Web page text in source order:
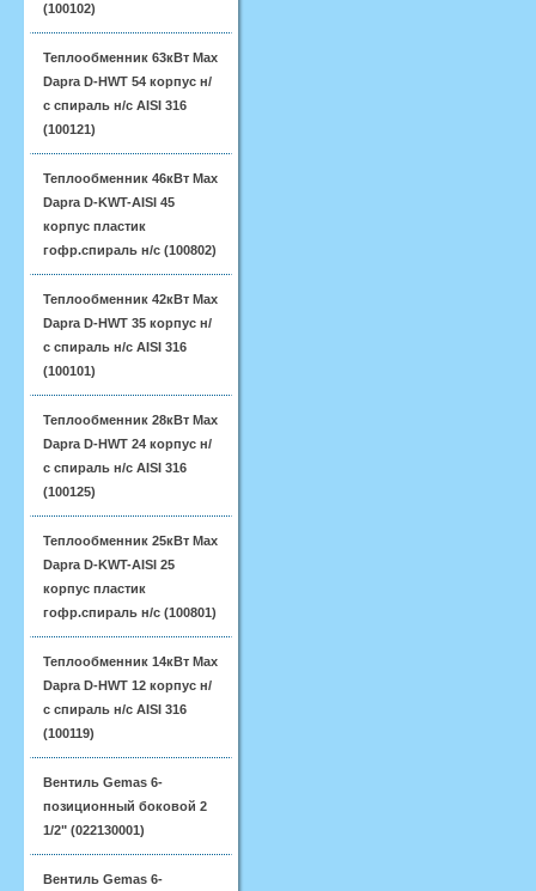
(100102)
Теплообменник 63кВт Max
Dapra D-HWT 54 корпус н/
с спираль н/с AISI 316
(100121)
Теплообменник 46кВт Max
Dapra D-KWT-AISI 45
корпус пластик
гофр.спираль н/с (100802)
Теплообменник 42кВт Max
Dapra D-HWT 35 корпус н/
с спираль н/с AISI 316
(100101)
Теплообменник 28кВт Max
Dapra D-HWT 24 корпус н/
с спираль н/с AISI 316
(100125)
Теплообменник 25кВт Max
Dapra D-KWT-AISI 25
корпус пластик
гофр.спираль н/с (100801)
Теплообменник 14кВт Max
Dapra D-HWT 12 корпус н/
с спираль н/с AISI 316
(100119)
Вентиль Gemas 6-
позиционный боковой 2
1/2" (022130001)
Вентиль Gemas 6-